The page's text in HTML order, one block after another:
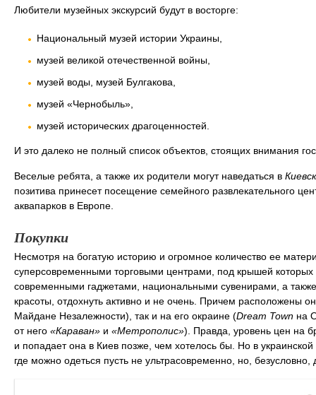
Любители музейных экскурсий будут в восторге:
Национальный музей истории Украины,
музей великой отечественной войны,
музей воды, музей Булгакова,
музей «Чернобыль»,
музей исторических драгоценностей.
И это далеко не полный список объектов, стоящих внимания
Веселые ребята, а также их родители могут наведаться в
позитива принесет посещение семейного развлекательного
аквапарков в Европе.
Покупки
Несмотря на богатую историю и огромное количество ее
суперсовременными торговыми центрами, под крышей
современными гаджетами, национальными сувенирами, а также
красоты, отдохнуть активно и не очень. Причем расположены
Майдане Незалежности), так и на его окраине (Dream Town на
от него «Караван» и «Метрополис»). Правда, уровень цен на
и попадает она в Киев позже, чем хотелось бы. Но в
где можно одеться пусть не ультрасовременно, но,